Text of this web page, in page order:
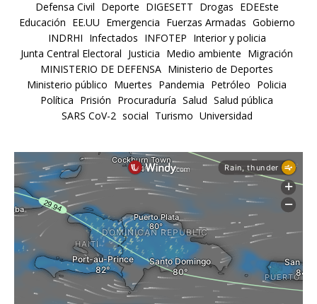
Defensa Civil Deporte DIGESETT Drogas EDEEste
Educación EE.UU Emergencia Fuerzas Armadas Gobierno
INDRHI Infectados INFOTEP Interior y policia
Junta Central Electoral Justicia Medio ambiente Migración
MINISTERIO DE DEFENSA Ministerio de Deportes
Ministerio público Muertes Pandemia Petróleo Policia
Política Prisión Procuraduría Salud Salud pública
SARS CoV-2 social Turismo Universidad